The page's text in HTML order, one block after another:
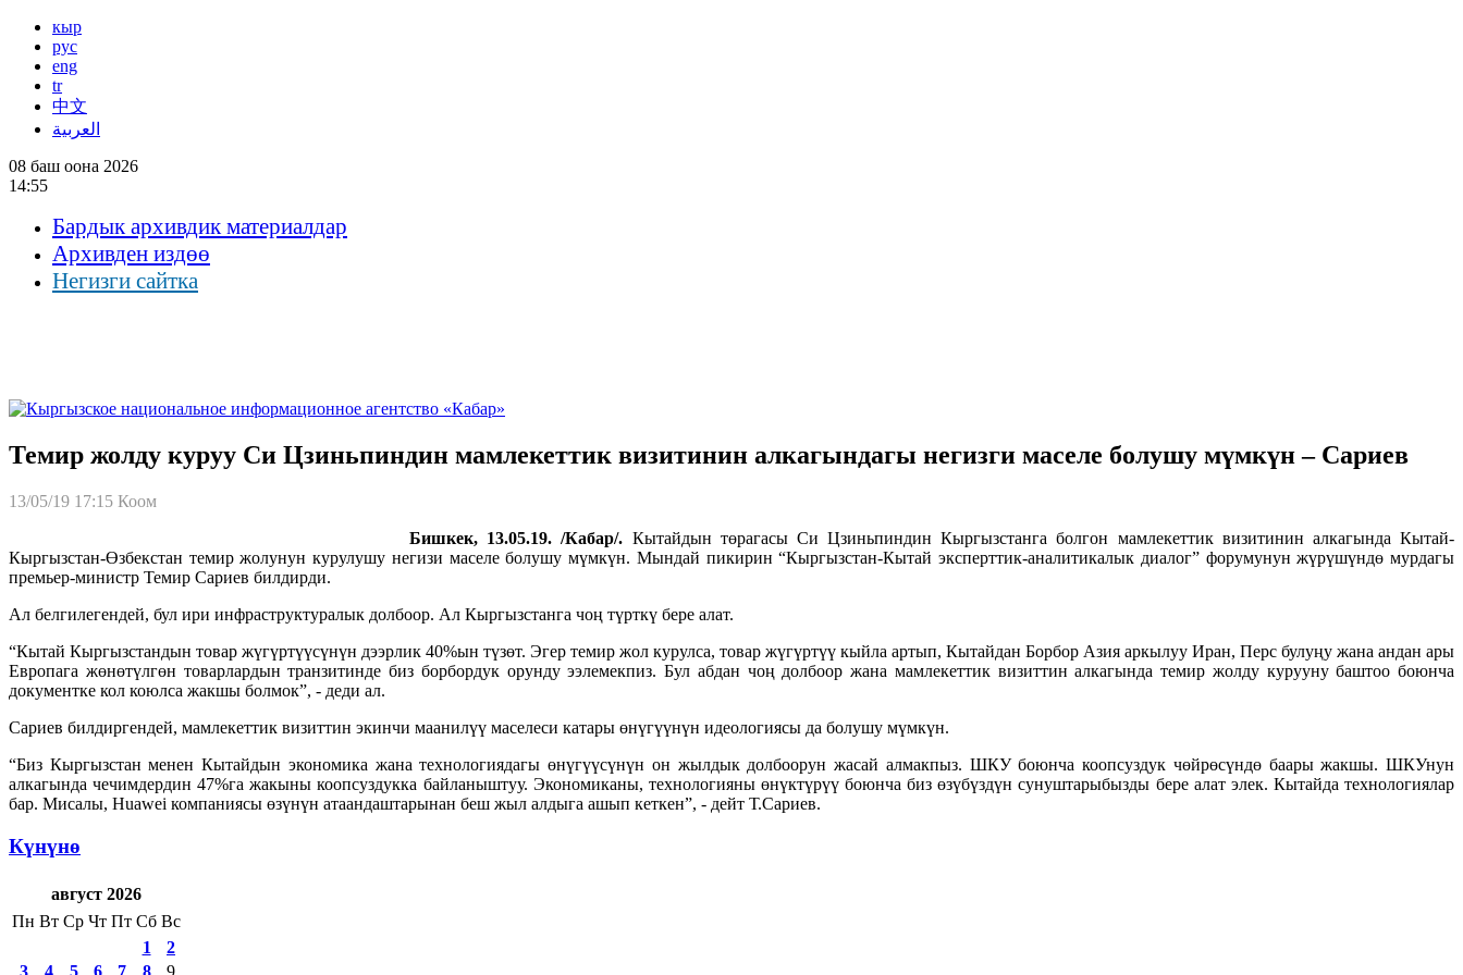
кыр
рус
eng
tr
中文
العربية
08 баш оона 2026
14:55
Бардык архивдик материалдар
Архивден издөө
Негизги сайтка
Темир жолду куруу Си Цзиньпиндин мамлекеттик визитинин алкагындагы негизги маселе болушу мүмкүн – Сариев
13/05/19 17:15 Коом
Бишкек, 13.05.19. /Кабар/. Кытайдын төрагасы Си Цзиньпиндин Кыргызстанга болгон мамлекеттик визитинин алкагында Кытай-
Кыргызстан-Өзбекстан темир жолунун курулушу негизи маселе болушу мүмкүн. Мындай пикирин “Кыргызстан-Кытай эксперттик-аналитикалык диалог” форумунун жүрүшүндө мурдагы
премьер-министр Темир Сариев билдирди.
Ал белгилегендей, бул ири инфраструктуралык долбоор. Ал Кыргызстанга чоң түрткү бере алат.
“Кытай Кыргызстандын товар жүгүртүүсүнүн дээрлик 40%ын түзөт. Эгер темир жол курулса, товар жүгүртүү кыйла артып, Кытайдан Борбор Азия аркылуу Иран, Перс булуңу жана андан ары
Европага жөнөтүлгөн товарлардын транзитинде биз борбордук орунду ээлемекпиз. Бул абдан чоң долбоор жана мамлекеттик визиттин алкагында темир жолду курууну баштоо боюнча
документке кол коюлса жакшы болмок”, - деди ал.
Сариев билдиргендей, мамлекеттик визиттин экинчи маанилүү маселеси катары өнүгүүнүн идеологиясы да болушу мүмкүн.
“Биз Кыргызстан менен Кытайдын экономика жана технологиядагы өнүгүүсүнүн он жылдык долбоорун жасай алмакпыз. ШКУ боюнча коопсуздук чөйрөсүндө баары жакшы. ШКУнун
алкагында чечимдердин 47%га жакыны коопсуздукка байланыштуу. Экономиканы, технологияны өнүктүрүү боюнча биз өзүбүздүн сунуштарыбызды бере алат элек. Кытайда технологиялар
бар. Мисалы, Huawei компаниясы өзүнүн атаандаштарынан беш жыл алдыга ашып кеткен”, - дейт Т.Сариев.
Күнүнө
август 2026
Пн Вт Ср Чт Пт Сб Вс
1
2